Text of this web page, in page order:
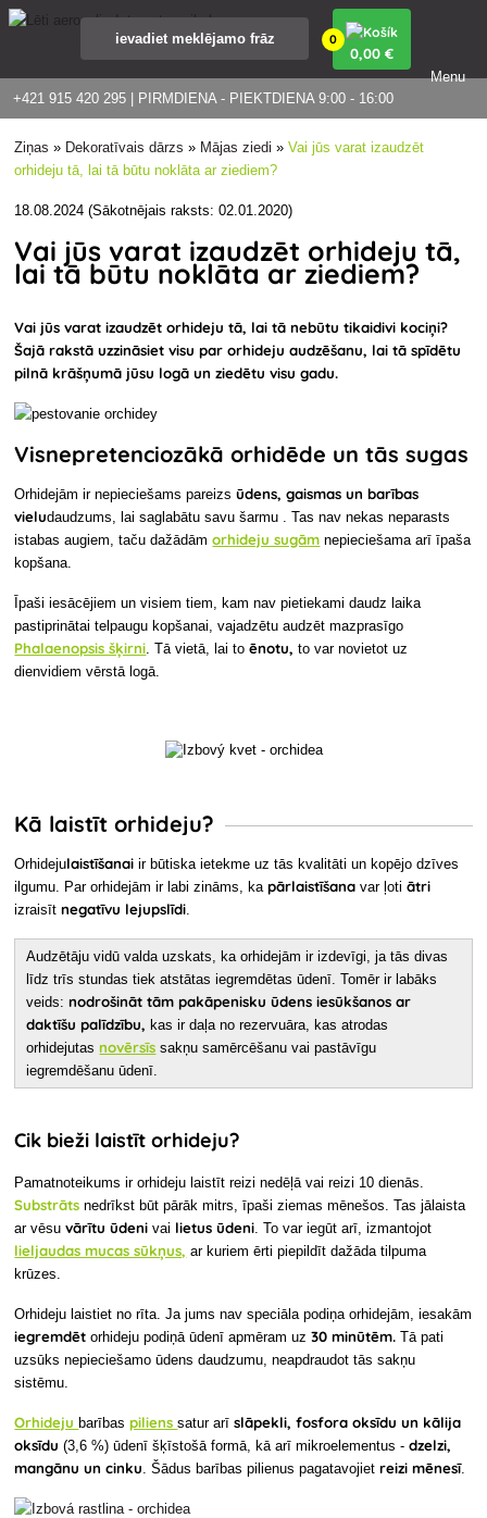
+421 915 420 295 | PIRMDIENA - PIEKTDIENA 9:00 - 16:00
0
0,00 €
Menu
Ziņas » Dekoratīvais dārzs » Mājas ziedi »Vai jūs varat izaudzēt
orhideju tā, lai tā būtu noklāta ar ziediem?
18.08.2024 (Sākotnējais raksts: 02.01.2020)
Vai jūs varat izaudzēt orhideju tā,
lai tā būtu noklāta ar ziediem?
Vai jūs varat izaudzēt orhideju tā, lai tānebūtu tikaidivi kociņi?
Šajā rakstā uzzināsiet visu parorhideju audzēšanu, lai tā spīdētu
pilnā krāšņumā jūsu logā un ziedētu visu gadu.
Visnepretenciozākā orhidēde un tās sugas
Orhidejām ir nepieciešams pareizsūdens, gaismas un barības
vieludaudzums, lai saglabātu savu šarmu . Tas nav nekas neparasts
istabas augiem, taču dažādāmorhideju sugām nepieciešama arī īpaša
kopšana.
Īpaši iesācējiem un visiem tiem, kam nav pietiekami daudz laika
pastiprinātai telpaugu kopšanai, vajadzētu audzēt mazprasīgo
Phalaenopsis šķirni. Tā vietā, lai toēnotu, to var novietot uz
dienvidiem vērstā logā.
Kā laistīt orhideju?
Orhidejulaistīšanai ir būtiska ietekme uz tās kvalitāti un kopējo dzīves
ilgumu. Par orhidejām ir labi zināms, kapārlaistīšanavar ļotiātri
izraisītnegatīvu lejupslīdi.
Audzētāju vidū valda uzskats, ka orhidejām ir izdevīgi, ja tās divas
līdz trīs stundas tiek atstātas iegremdētas ūdenī. Tomēr ir labāks
veids:nodrošināt tām pakāpenisku ūdens iesūkšanos ar
daktīšu palīdzību, kas ir daļa no rezervuāra, kas atrodas
orhidejutasnovērsīs sakņu samērcēšanu vai pastāvīgu
iegremdēšanu ūdenī.
Cik bieži laistīt orhideju?
Pamatnoteikums irorhideju laistīt reizi nedēļā vai reizi 10 dienās.
Substrāts nedrīkst būt pārāk mitrs, īpaši ziemas mēnešos. Tas jālaista
ar vēsuvārītu ūdeni vai lietus ūdeni. To var iegūt arī, izmantojot
lieljaudas mucas sūkņus, ar kuriem ērti piepildīt dažāda tilpuma
krūzes.
Orhideju laistiet no rīta. Ja jums nav speciāla podiņa orhidejām, iesakām
iegremdēt orhideju podiņā ūdenī apmēram uz30 minūtēm. Tā pati
uzsūks nepieciešamo ūdens daudzumu, neapdraudot tās sakņu
sistēmu.
Orhidejubarībaspilienssatur arīslāpekli, fosfora oksīdu un kālija
oksīdu (3,6 %) ūdenī šķīstošā formā, kā arī mikroelementus -dzelzi,
mangānu un cinku. Šādus barības pilienus pagatavojietreizi mēnesī.